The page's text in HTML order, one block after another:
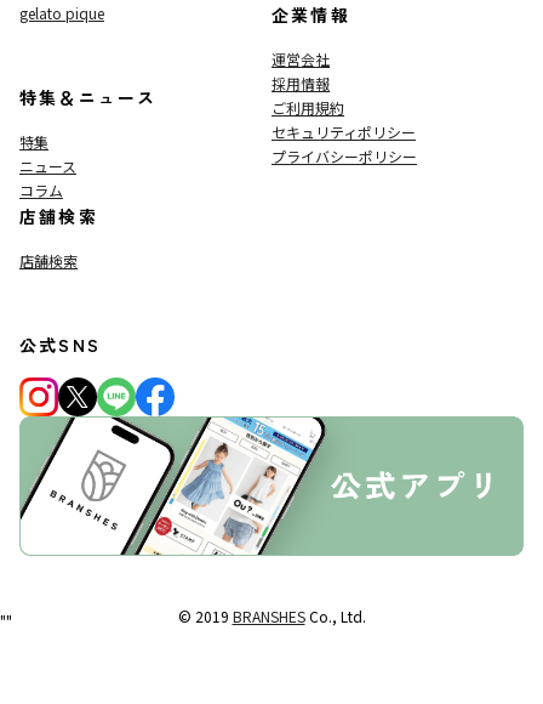
gelato pique
特集＆ニュース
特集
ニュース
コラム
店舗検索
店舗検索
企業情報
運営会社
採用情報
ご利用規約
セキュリティポリシー
プライバシーポリシー
公式SNS
© 2019 BRANSHESCo., Ltd.
""